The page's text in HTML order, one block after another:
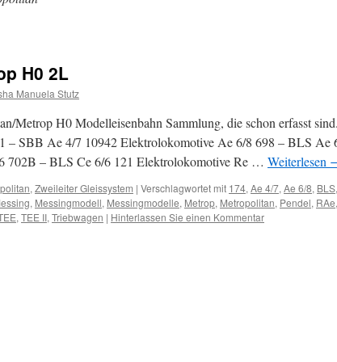
H0 2L
Manuela Stutz
Metrop H0 Modelleisenbahn Sammlung, die schon erfasst sind.
– SBB Ae 4/7 10942 Elektrolokomotive Ae 6/8 698 – BLS Ae
702B – BLS Ce 6/6 121 Elektrolokomotive Re … Weiterlesen
, Zweileiter Gleissystem | Verschlagwortet mit 174, Ae 4/7, Ae 6/8, BLS,
, Messingmodell, Messingmodelle, Metrop, Metropolitan, Pendel, RAe,
, TEE II, Triebwagen | Hinterlassen Sie einen Kommentar